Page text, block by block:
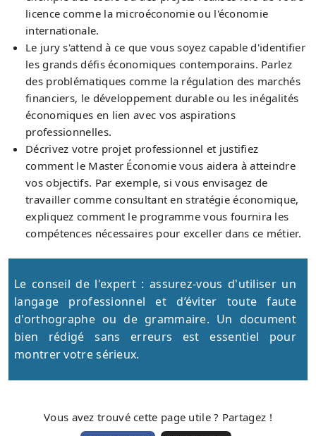
licence comme la microéconomie ou l'économie
internationale.
Le jury s'attend à ce que vous soyez capable d'identifier
les grands défis économiques contemporains. Parlez
des problématiques comme la régulation des marchés
financiers, le développement durable ou les inégalités
économiques en lien avec vos aspirations
professionnelles.
Décrivez votre projet professionnel et justifiez
comment le Master Économie vous aidera à atteindre
vos objectifs. Par exemple, si vous envisagez de
travailler comme consultant en stratégie économique,
expliquez comment le programme vous fournira les
compétences nécessaires pour exceller dans ce métier.
Le conseil de l'expert : assurez-vous d'utiliser un
langage professionnel et d’éviter toute faute
d'orthographe ou de grammaire. Un document
bien rédigé sans erreurs est essentiel pour
montrer votre sérieux.
Vous avez trouvé cette page utile ? Partagez !